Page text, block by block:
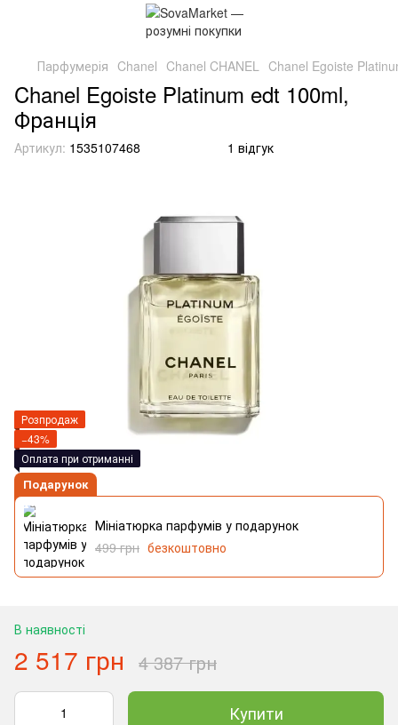
Парфумерія Chanel Chanel CHANEL Chanel Egoiste
Chanel Egoiste Platinum edt 100ml,
Франція
Артикул: 1535107468 1 відгук
Розпродаж
−43%
Оплата при отриманні
Подарунок
Мініатюрка парфумів у подарунок
499 грн безкоштовно
В наявності
2 517 грн 4 387 грн
Купити